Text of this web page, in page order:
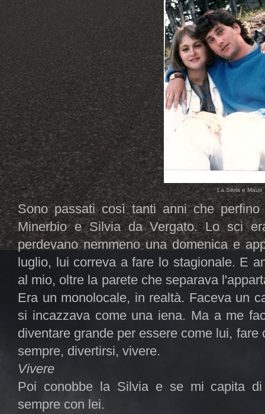
La Silvia e Mauri
Sono passati così tanti anni che
Minerbio e Silvia da Vergato. Lo sci
perdevano nemmeno una domenica e
luglio, lui correva a fare lo stagionale. E
al mio, oltre la parete che separava
Era un monolocale, in realtà. Faceva un
si incazzava come una iena. Ma a me
diventare grande per essere come lui,
sempre, divertirsi, vivere.
Vivere
Poi conobbe la Silvia e se mi capita
sempre con lei.